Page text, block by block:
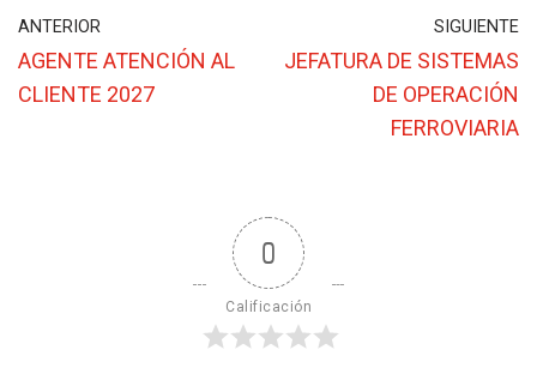
ANTERIOR
AGENTE ATENCIÓN AL
CLIENTE 2027
SIGUIENTE
JEFATURA DE SISTEMAS
DE OPERACIÓN
FERROVIARIA
0
Calificación